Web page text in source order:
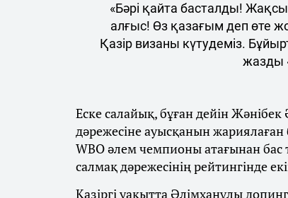
«Бәрі қайта басталды!
алғыс! Өз қазағым деп өте
Қазір визаны күтудеміз.
жазды
Еске салайық, бұған дейін
дәрежесіне ауысқанын
WBO әлем чемпионы атағынан
салмақ дәрежесінің рейтингінде
Қазіргі уақытта Әлімханұлы